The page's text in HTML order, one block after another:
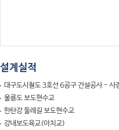
설계실적
대구도시철도 3호선 6공구 건설공사 - 사
울릉도 보도현수교
한탄강 둘레길 보도현수교
강내보도육교(아치교)